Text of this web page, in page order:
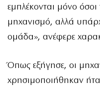
εμπλέκονται μόνο
μηχανισμό, αλλά
ομάδα», ανέφερε
Όπως εξήγησε, οι
χρησιμοποιήθηκαν